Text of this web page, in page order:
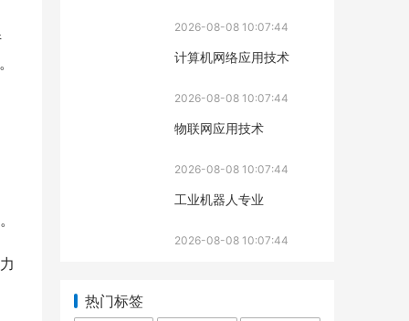
2026-08-08 10:07:44
计算机网络应用技术
2026-08-08 10:07:44
物联网应用技术
2026-08-08 10:07:44
工业机器人专业
2026-08-08 10:07:44
热门标签